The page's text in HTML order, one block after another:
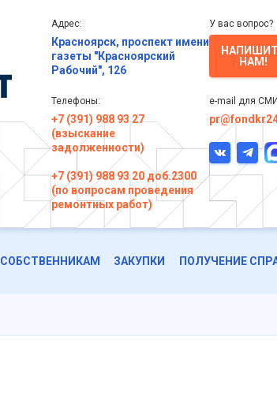
Адрес:
Красноярск, проспект имени
газеты "Красноярский
Рабочий", 126
Телефоны:
+7 (391) 988 93 27
(взыскание
задолженности)
+7 (391) 988 93 20 доб.2300
(по вопросам проведения
ремонтных работ)
У вас вопрос?
НАМ!
e-mail для
СОБСТВЕННИКАМ ЗАКУПКИ ПОЛУЧЕНИЕ